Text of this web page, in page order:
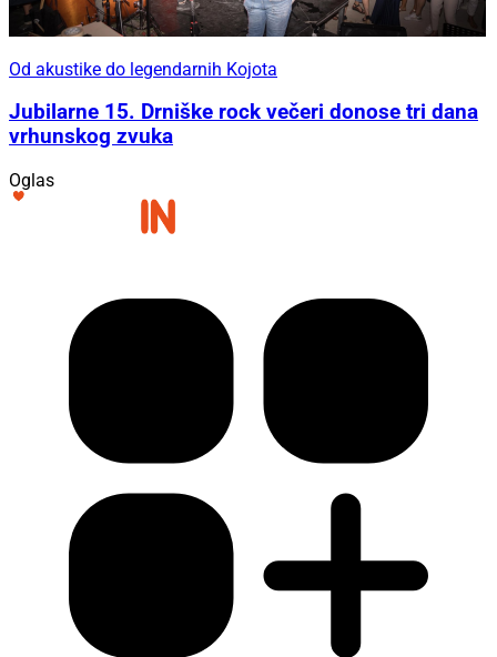
Od akustike do legendarnih Kojota
Jubilarne 15. Drniške rock večeri donose tri dana
vrhunskog zvuka
Oglas